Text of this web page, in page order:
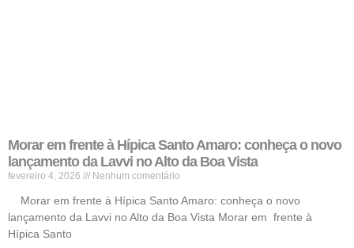
Morar em frente à Hípica Santo Amaro: conheça o novo
lançamento da Lavvi no Alto da Boa Vista
fevereiro 4, 2026 Nenhum comentário
Morar em frente à Hípica Santo Amaro: conheça o novo
lançamento da Lavvi no Alto da Boa Vista Morar em frente à
Hípica Santo